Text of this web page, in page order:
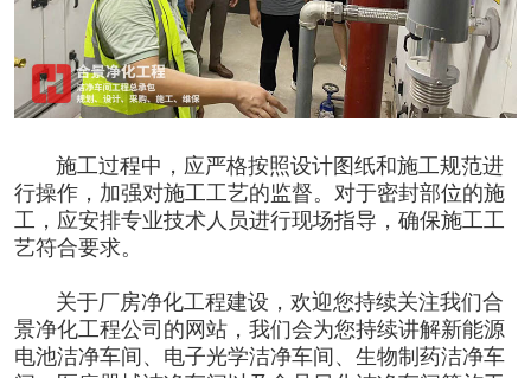
施工过程中，应严格按照设计图纸和施工规范进
行操作，加强对施工工艺的监督。对于密封部位的施
工，应安排专业技术人员进行现场指导，确保施工工
艺符合要求。
关于厂房净化工程建设，欢迎您持续关注我们合
景净化工程公司的网站，我们会为您持续讲解新能源
电池洁净车间、电子光学洁净车间、生物制药洁净车